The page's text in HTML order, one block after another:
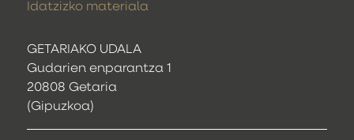
GETARIAKO UDALA
Gudarien enparantza 1
20808 Getaria
(Gipuzkoa)
Idatzizko materiala